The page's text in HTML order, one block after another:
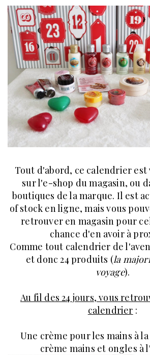
Tout d'abord, ce calendrier est
sur l'e-shop du magasin, ou
boutiques de la marque. Il est
of stock en ligne, mais vous
retrouver en magasin pour
chance d'en avoir à
Comme tout calendrier de
et donc 24 produits (la
voyage).
Au fil des 24 jours, vous
calendrier :
Une crème pour les mains à
crème mains et ongles à